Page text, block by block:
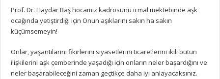
Prof. Dr. Haydar Baş hocamız kadrosunu icmal mektebinde aşk
ocağında yetiştirdiği için Onun aşıklarını sakın ha sakın
küçümsemeyin!
Onlar, yaşantılarını fikirlerini siyasetlerini ticaretlerini ikili bütün
ilişkilerini aşk çemberinde yaşadığı için onların neler başardığını ve
neler başarabileceğini zaman geçtikçe daha iyi anlayacaksınız.